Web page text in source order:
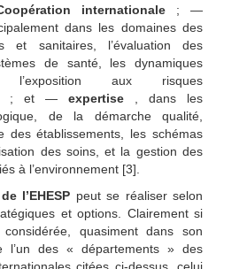
internationale ; —
dans les domaines des
et sanitaires, l’évaluation des
de santé, les dynamiques
l’exposition aux risques
; et — expertise , dans les
de la démarche qualité,
des établissements, les schémas
des soins, et la gestion des
à l’environnement [3].
l’EHESP peut se réaliser selon
et options. Clairement si
considérée, quasiment dans son
l’un des « départements » des
citées ci-dessus, celui